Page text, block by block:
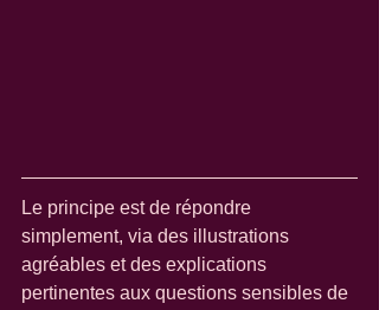
Le principe est de répondre
simplement, via des illustrations
agréables et des explications
pertinentes aux questions sensibles de